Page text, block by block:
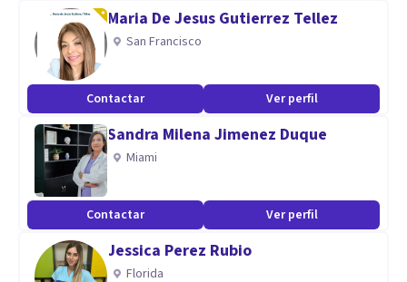
Maria De Jesus Gutierrez Tellez
San Francisco
Contactar Ver perfil
Sandra Milena Jimenez Duque
Miami
Contactar Ver perfil
Jessica Perez Rubio
Florida